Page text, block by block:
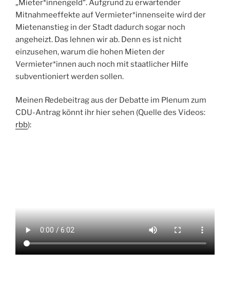
„Mieter*innengeld“. Aufgrund zu erwartender
Mitnahmeeffekte auf Vermieter*innenseite wird der
Mietenanstieg in der Stadt dadurch sogar noch
angeheizt. Das lehnen wir ab. Denn es ist nicht
einzusehen, warum die hohen Mieten der
Vermieter*innen auch noch mit staatlicher Hilfe
subventioniert werden sollen.
Meinen Redebeitrag aus der Debatte im Plenum zum
CDU-Antrag könnt ihr hier sehen (Quelle des Videos:
rbb):